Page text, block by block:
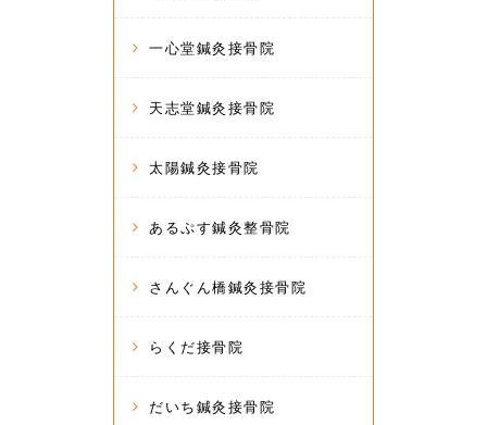
一心堂鍼灸接骨院
天志堂鍼灸接骨院
太陽鍼灸接骨院
あるぷす鍼灸整骨院
さんぐん橋鍼灸接骨院
らくだ接骨院
だいち鍼灸接骨院